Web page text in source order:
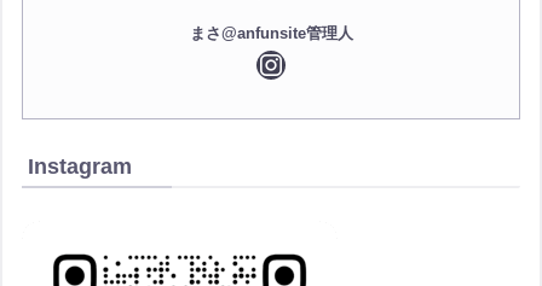
まさ@anfunsite管理人
Instagram